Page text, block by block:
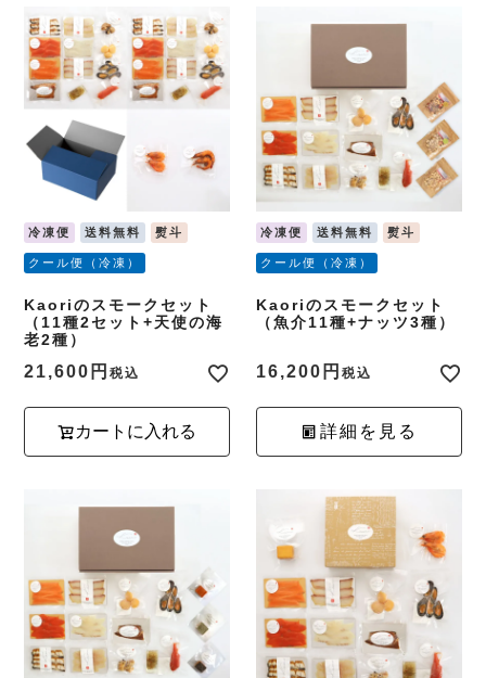
冷凍便 送料無料 熨斗
クール便（冷凍）
Kaoriのスモークセット
（11種2セット+天使の海
老2種）
21,600 税込
カートに入れる
冷凍便 送料無料 熨斗
クール便（冷凍）
Kaoriのスモークセット
（魚介11種+ナッツ3種）
16,200 税込
詳細を見る